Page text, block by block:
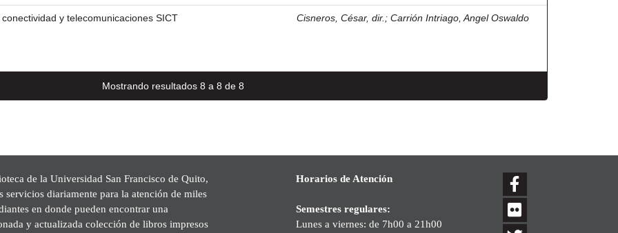
y telecomunicaciones SICT Cisneros, César, dir. ; Carrión Intriago, Angel Oswaldo
Mostrando resultados 8 a 8 de 8
de la Universidad San Francisco de Quito,
servicios diariamente para la atención de miles
en donde pueden encontrar una
y actualizada colección de libros impresos
Horarios de Atención
Semestres regulares:
Lunes a viernes: de 7h00 a 21h00